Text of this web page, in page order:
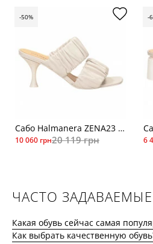
Сабо Halmanera ZENA23 мол.
10 060 грн20 119 грн
-50%
6
-
ЧАСТО
Какая обувь сейчас самая
Как выбрать качественную